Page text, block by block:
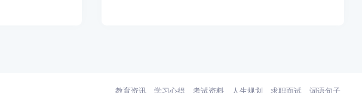
教育资讯 学习心得 考试资料 人生规划 求职面试 词语句子